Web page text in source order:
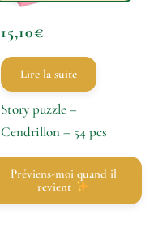
15,10€
Lire la suite
Story puzzle –
Cendrillon – 54 pcs
Préviens-moi quand il
revient